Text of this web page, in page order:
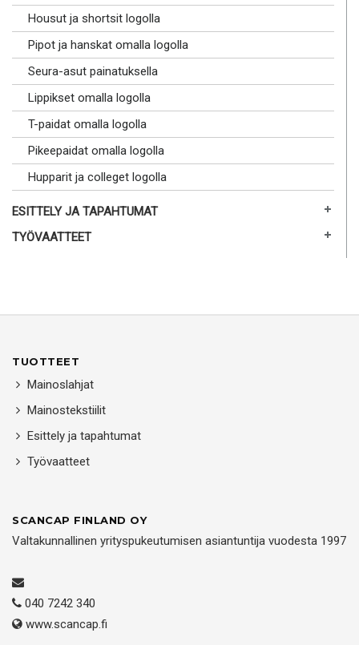
Housut ja shortsit logolla
Pipot ja hanskat omalla logolla
Seura-asut painatuksella
Lippikset omalla logolla
T-paidat omalla logolla
Pikeepaidat omalla logolla
Hupparit ja colleget logolla
ESITTELY JA TAPAHTUMAT
TYÖVAATTEET
TUOTTEET
Mainoslahjat
Mainostekstiilit
Esittely ja tapahtumat
Työvaatteet
SCANCAP FINLAND OY
Valtakunnallinen yrityspukeutumisen asiantuntija vuodesta 1997
040 7242 340
www.scancap.fi